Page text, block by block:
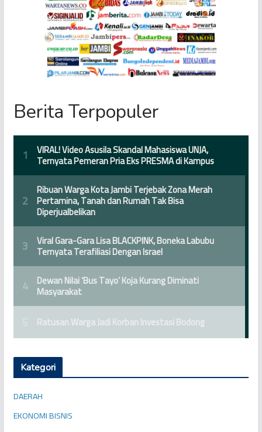
Berita Terpopuler
Kategori
DAERAH
EKONOMI BISNIS